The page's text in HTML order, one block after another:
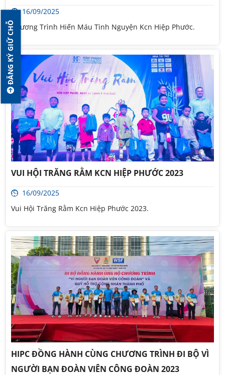
ĐĂNG KÝ GIỮ CHỖ
16/09/2025
Chương Trình Hiến Máu Tình Nguyện Kcn Hiệp Phước.
VUI HỘI TRĂNG RẰM KCN HIỆP PHƯỚC 2023
16/09/2025
Vui Hội Trăng Rằm Kcn Hiệp Phước 2023.
HIPC ĐỒNG HÀNH CÙNG CHƯƠNG TRÌNH ĐI BỘ VÌ
NGƯỜI BẠN ĐOÀN VIÊN CÔNG ĐOÀN 2023